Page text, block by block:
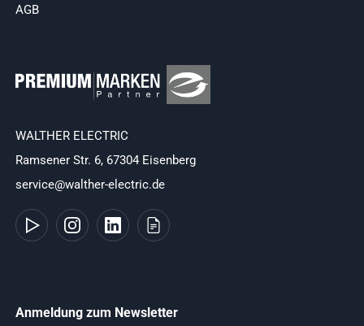
AGB
WALTHER ELECTRIC
Ramsener Str. 6, 67304 Eisenberg
service@walther-electric.de
Anmeldung zum Newsletter